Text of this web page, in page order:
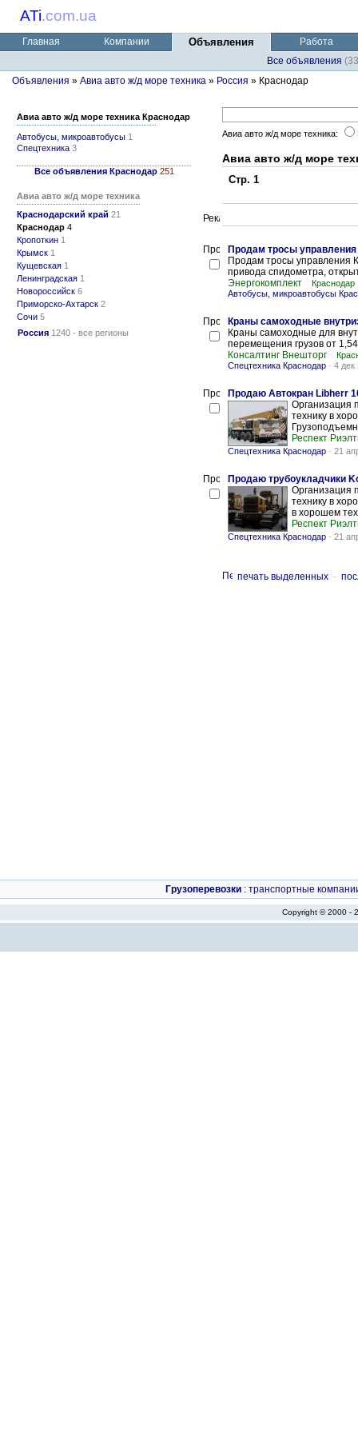
ATi.com.ua
Главная Компании Объявления
Работа
Все объявления
Объявления » Авиа авто ж/д море техника » Россия » Краснодар
Авиа авто ж/д море техника Краснодар
Автобусы, микроавтобусы 1
Спецтехника 3
Все объявления Краснодар 251
Авиа авто ж/д море техника
Краснодарский край 21
Краснодар 4
Кропоткин 1
Крымск 1
Кущевская 1
Ленинградская 1
Новороссийск 6
Приморско-Ахтарск 2
Сочи 5
Россия 1240 - все регионы
Авиа авто ж/д море техника:
Авиа авто ж/д море
Стр. 1
Продам тросы управления
Продам тросы управления
привода спидометра,
Энергокомплект
Краснодар
Автобусы, микроавтобусы
Краны самоходные
Краны самоходные для
перемещения грузов от
Консалтинг Внешторг
Спецтехника Краснодар - 4 дек
Продаю Автокран Libherr
Организация
технику в
Респект
Спецтехника Краснодар - 21
Продаю трубоукладчики
Организация
технику в
в хорошем
Респект
Спецтехника Краснодар - 21
печать выделенных -
Грузоперевозки : транспортные
Copyright © 2000 -